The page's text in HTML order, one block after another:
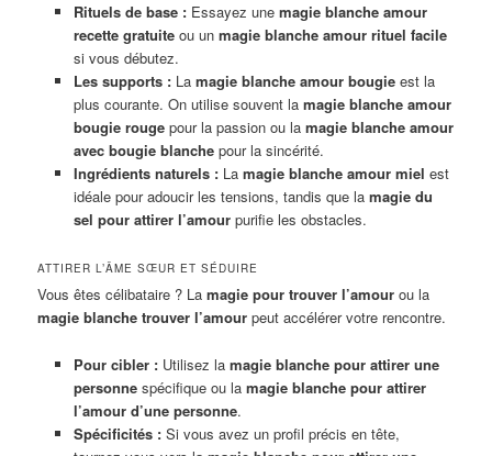
Rituels de base :Essayez une magie blanche amour
recette gratuiteou un magie blanche amour rituel facile
si vous débutez.
Les supports :La magie blanche amour bougieest la
plus courante. On utilise souvent la magie blanche amour
bougie rougepour la passion ou la magie blanche amour
avec bougie blanchepour la sincérité.
Ingrédients naturels :La magie blanche amour miel est
idéale pour adoucir les tensions, tandis que la magie du
sel pour attirer l’amourpurifie les obstacles.
ATTIRER L’ÂME SŒUR ET SÉDUIRE
Vous êtes célibataire ? Lamagie pour trouver l’amour ou la
magie blanche trouver l’amour peut accélérer votre rencontre.
Pour cibler :Utilisez la magie blanche pour attirer une
personnespécifique ou la magie blanche pour attirer
l’amour d’une personne.
Spécificités :Si vous avez un profil précis en tête,